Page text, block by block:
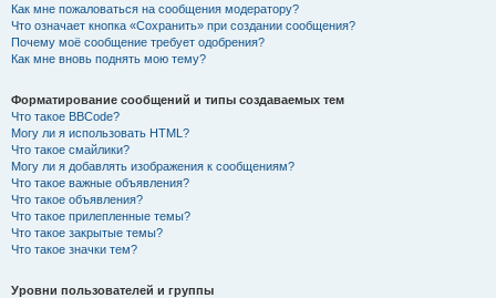
Как мне пожаловаться на сообщения модератору?
Что означает кнопка «Сохранить» при создании сообщения?
Почему моё сообщение требует одобрения?
Как мне вновь поднять мою тему?
Форматирование сообщений и типы создаваемых тем
Что такое BBCode?
Могу ли я использовать HTML?
Что такое смайлики?
Могу ли я добавлять изображения к сообщениям?
Что такое важные объявления?
Что такое объявления?
Что такое прилепленные темы?
Что такое закрытые темы?
Что такое значки тем?
Уровни пользователей и группы